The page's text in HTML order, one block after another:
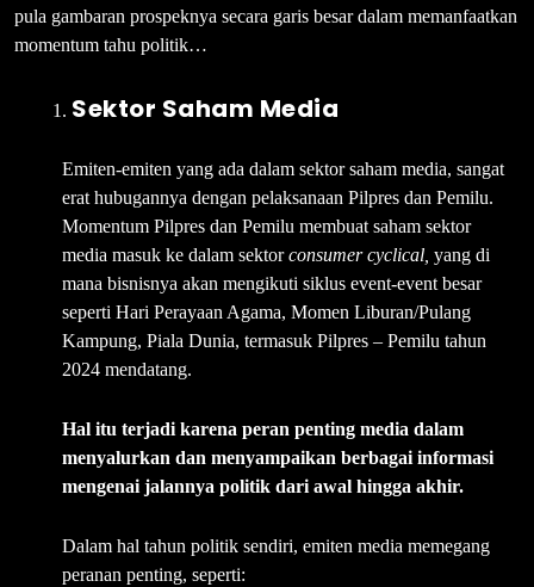
pula gambaran prospeknya secara garis besar dalam memanfaatkan
momentum tahu politik…
Sektor Saham Media
Emiten-emiten yang ada dalam sektor saham media, sangat
erat hubugannya dengan pelaksanaan Pilpres dan Pemilu.
Momentum Pilpres dan Pemilu membuat saham sektor
media masuk ke dalam sektorconsumer cyclical, yang di
mana bisnisnya akan mengikuti siklus event-event besar
seperti Hari Perayaan Agama, Momen Liburan/Pulang
Kampung, Piala Dunia, termasuk Pilpres – Pemilu tahun
2024 mendatang.
Hal itu terjadi karena peran penting media dalam
menyalurkan dan menyampaikan berbagai informasi
mengenai jalannya politik dari awal hingga akhir.
Dalam hal tahun politik sendiri, emiten media memegang
peranan penting, seperti: